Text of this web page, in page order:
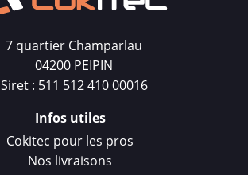
7 quartier Champarlau
04200 PEIPIN
Siret : 511 512 410 00016
Infos utiles
Cokitec pour les pros
Nos livraisons